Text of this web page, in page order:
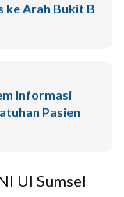
ke Arah Bukit B
Informasi
Pasien
UI Sumsel